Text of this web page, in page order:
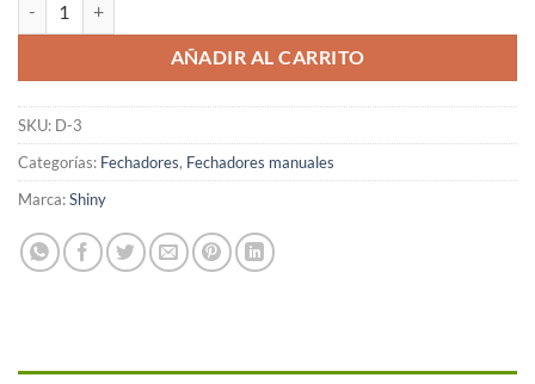
AÑADIR AL CARRITO
SKU: D-3
Categorías: Fechadores, Fechadores manuales
Marca:Shiny